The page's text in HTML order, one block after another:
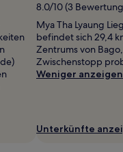
8.0/10 (3
Mya Tha Lyaung
befindet sich 29,4
Zentrums von
Zwischenstopp
Weniger anzeigen
Unterkünfte